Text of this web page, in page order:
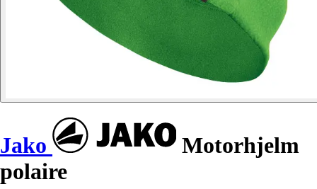
Jako
Motorhjelm
polaire